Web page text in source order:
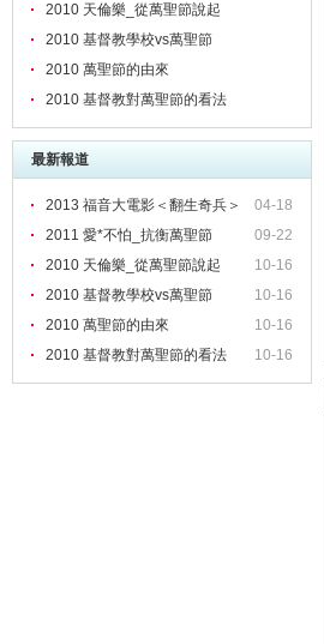
2010 天倫樂_從萬聖節說起
2010 基督教學校vs萬聖節
2010 萬聖節的由來
2010 基督教對萬聖節的看法
最新報道
04-18
2013 福音大電影＜翻生奇兵＞
暨
09-22
2011 愛*不怕_抗衡萬聖節
10-16
2010 天倫樂_從萬聖節說起
10-16
2010 基督教學校vs萬聖節
10-16
2010 萬聖節的由來
10-16
2010 基督教對萬聖節的看法